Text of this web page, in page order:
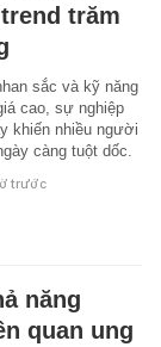
trăm
sắc và kỹ năng
cao, sự nghiệp
khiến nhiều người
càng tuột dốc.
trước
năng
quan ung